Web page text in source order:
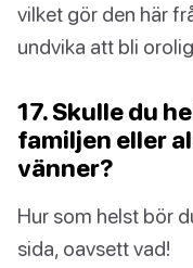
vilket gör den här
undvika att bli
17. Skulle du
familjen eller
vänner?
Hur som helst bör
sida, oavsett vad!